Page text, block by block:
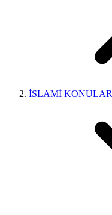
İSLAMİ KONULAR